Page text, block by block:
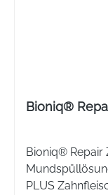
Bioniq®
Bioniq® Repair
PLUS